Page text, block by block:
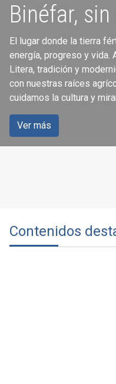
Binéfar, sin
El lugar donde la tierra
energía, progreso y vida.
Litera, tradición y
con nuestras raíces
cuidamos la cultura y
Ver más
Servicios
ciudadanía
Accede a los servicios
página web del
Ver más
Contenidos